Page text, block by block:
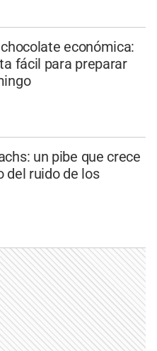
económica:
fácil para preparar
un pibe que crece
del ruido de los